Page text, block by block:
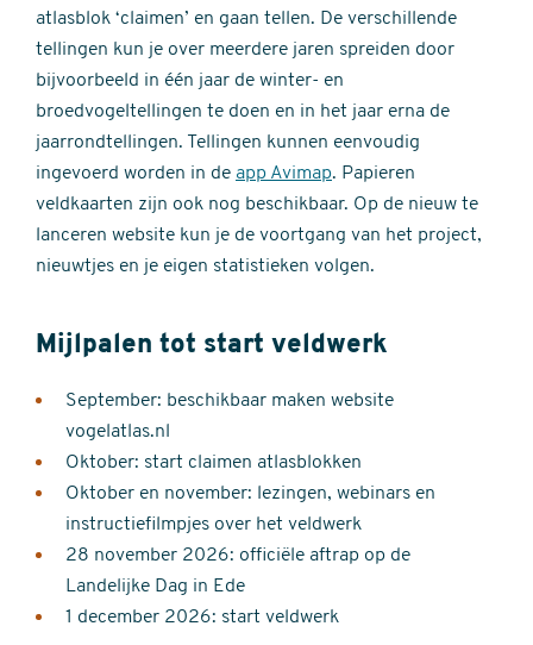
atlasblok ‘claimen’ en gaan tellen. De verschillende
tellingen kun je over meerdere jaren spreiden door
bijvoorbeeld in één jaar de winter- en
broedvogeltellingen te doen en in het jaar erna de
jaarrondtellingen. Tellingen kunnen eenvoudig
ingevoerd worden in de app Avimap. Papieren
veldkaarten zijn ook nog beschikbaar. Op de nieuw te
lanceren website kun je de voortgang van het project,
nieuwtjes en je eigen statistieken volgen.
Mijlpalen tot start veldwerk
September: beschikbaar maken website
vogelatlas.nl
Oktober: start claimen atlasblokken
Oktober en november: lezingen, webinars en
instructiefilmpjes over het veldwerk
28 november 2026: officiële aftrap op de
Landelijke Dag in Ede
1 december 2026: start veldwerk